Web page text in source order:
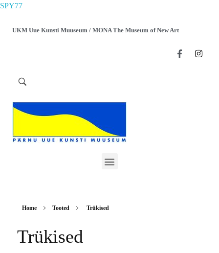
SPY77
UKM Uue Kunsti Muuseum / MONA The Museum of New Art
Home Tooted Trükised
Trükised